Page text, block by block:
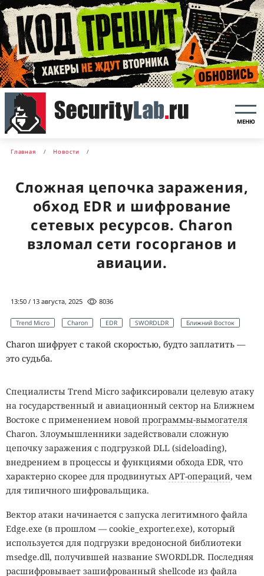
МЕНЮ
Главная Новости
Сложная цепочка заражения,
обход EDR и шифрование
сетевых ресурсов. Charon
взломал сети госорганов и
авиации.
13:50 / 13 августа, 2025 8036
Trend Micro Charon EDR SWORDLDR Ближний Восток
Charon шифрует с такой скоростью, будто заплатить —
это судьба.
Специалисты Trend Micro зафиксировали целевую атаку
на государственный и авиационный сектор на Ближнем
Востоке с применением новой программы-вымогателя
Charon. Злоумышленники задействовали сложную
цепочку заражения с подгрузкой DLL (sideloading),
внедрением в процессы и функциями обхода EDR, что
характерно скорее для продвинутых APT-операций, чем
для типичного шифровальщика.
Вектор атаки начинается с запуска легитимного файла
Edge.exe (в прошлом — cookie_exporter.exe), который
используется для подгрузки вредоносной библиотеки
msedge.dll, получившей название SWORDLDR. Последняя
расшифровывает зашифрованный shellcode из файла